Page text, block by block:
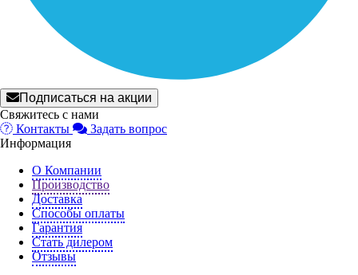
Подписаться на акции
Свяжитесь с нами
Контакты
Задать вопрос
Информация
О Компании
Производство
Доставка
Способы оплаты
Гарантия
Стать дилером
Отзывы